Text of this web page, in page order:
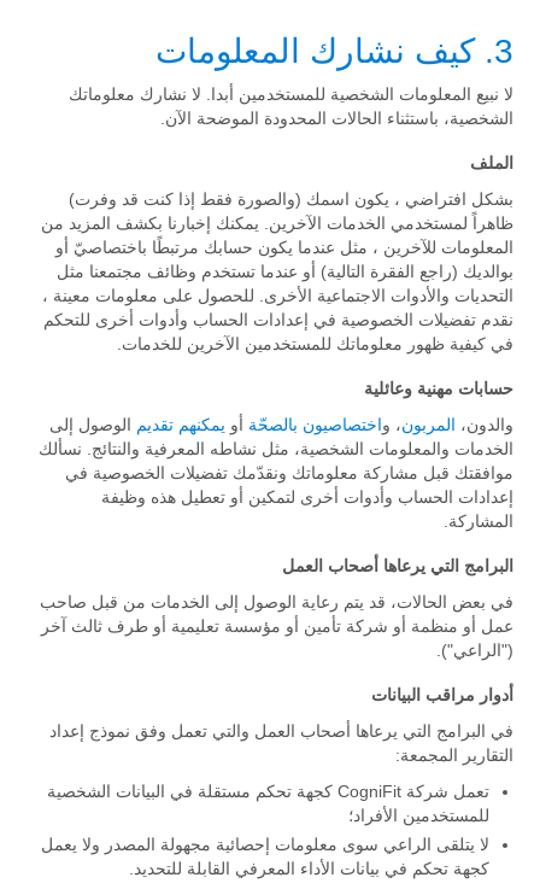
3. كيف نشارك المعلومات
لا نبيع المعلومات الشخصية للمستخدمين أبدا. لا نشارك معلوماتك
الشخصية، باستثناء الحالات المحدودة الموضحة الآن.
الملف
بشكل افتراضي ، يكون اسمك (والصورة فقط إذا كنت قد وفرت)
ظاهراً لمستخدمي الخدمات الآخرين. يمكنك إخبارنا بكشف المزيد من
المعلومات للآخرين ، مثل عندما يكون حسابك مرتبطًا باختصاصيّ أو
بوالديك (راجع الفقرة التالية) أو عندما تستخدم وظائف مجتمعنا مثل
التحديات والأدوات الاجتماعية الأخرى. للحصول على معلومات معينة ،
نقدم تفضيلات الخصوصية في إعدادات الحساب وأدوات أخرى للتحكم
في كيفية ظهور معلوماتك للمستخدمين الآخرين للخدمات.
حسابات مهنية وعائلية
والدون، المربون، واختصاصيون بالصحّة أو يمكنهم تقديم الوصول إلى
الخدمات والمعلومات الشخصية، مثل نشاطه المعرفية والنتائج. نسألك
موافقتك قبل مشاركة معلوماتك ونقدّمك تفضيلات الخصوصية في
إعدادات الحساب وأدوات أخرى لتمكين أو تعطيل هذه وظيفة
المشاركة.
البرامج التي يرعاها أصحاب العمل
في بعض الحالات، قد يتم رعاية الوصول إلى الخدمات من قبل صاحب
عمل أو منظمة أو شركة تأمين أو مؤسسة تعليمية أو طرف ثالث آخر
("الراعي").
أدوار مراقب البيانات
في البرامج التي يرعاها أصحاب العمل والتي تعمل وفق نموذج إعداد
التقارير المجمعة:
تعمل شركة CogniFit كجهة تحكم مستقلة في البيانات الشخصية
للمستخدمين الأفراد؛
لا يتلقى الراعي سوى معلومات إحصائية مجهولة المصدر ولا يعمل
كجهة تحكم في بيانات الأداء المعرفي القابلة للتحديد.